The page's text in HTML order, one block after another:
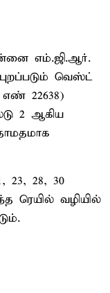
எம்.ஜி.ஆர்.
வெஸ்ட்
22638)
2 ஆகிய
28, 30
ரெயில் வழியில்